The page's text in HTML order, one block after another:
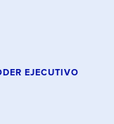
EJECUTIVO